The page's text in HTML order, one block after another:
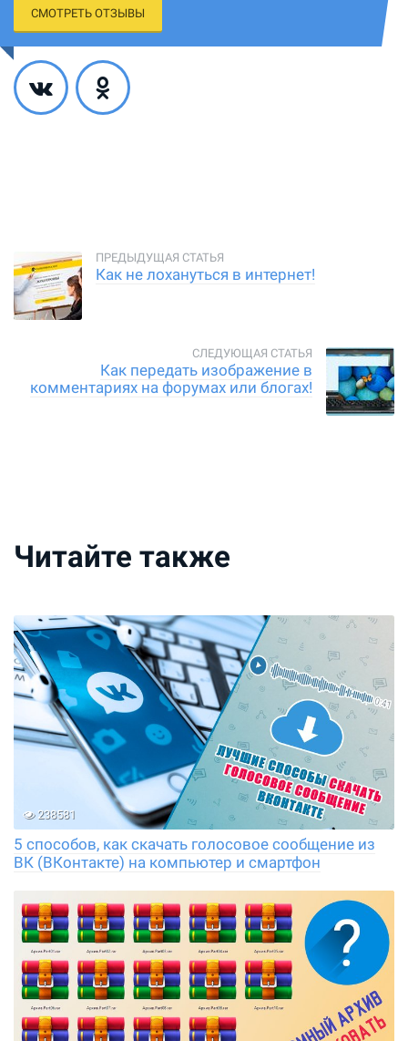
СМОТРЕТЬ ОТЗЫВЫ
Как не лохануться в интернет!
Как передать изображение в
комментариях на форумах или блогах!
Читайте также
238581
5 способов, как скачать голосовое сообщение из
ВК (ВКонтакте) на компьютер и смартфон